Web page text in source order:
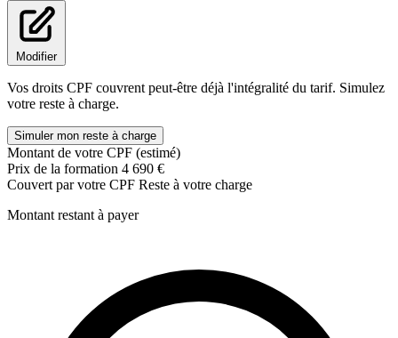
12.Créer un site Web avec HTML et CSS
Créer des contenus digitaux dans le respect d'un planning
éditorial
1.L'amont d'un projet
2.Respecter le Budget de production de contenu
4.Vidéo : Pré-Production
5.Vidéo : Production par captation
6.Vidéo : Production par la création d'animations
7.Créer un animation avec After Effect
8.Post-Production
9.La visualisation des données
Modifier
Vos droits CPF couvrent peut-être déjà l'intégralité du tarif. Simulez
votre reste à charge.
Simuler mon reste à charge
Montant de votre CPF (estimé)
Prix de la formation 4 690 €
Couvert par votre CPF Reste à votre charge
Montant restant à payer